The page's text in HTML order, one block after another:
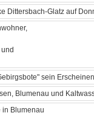
Dittersbach-Glatz auf
sein
Blumenau und
in Blumenau